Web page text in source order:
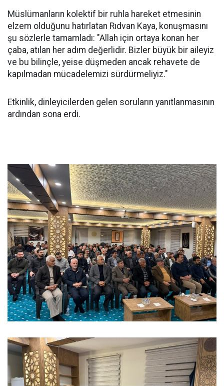
Müslümanların kolektif bir ruhla hareket etmesinin
elzem olduğunu hatırlatan Rıdvan Kaya, konuşmasını
şu sözlerle tamamladı: "Allah için ortaya konan her
çaba, atılan her adım değerlidir. Bizler büyük bir aileyiz
ve bu bilinçle, yeise düşmeden ancak rehavete de
kapılmadan mücadelemizi sürdürmeliyiz."
Etkinlik, dinleyicilerden gelen soruların yanıtlanmasının
ardından sona erdi.